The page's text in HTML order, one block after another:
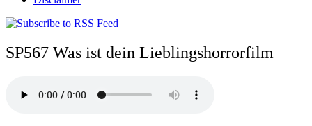
SP567 Was ist dein Lieblingshorrorfilm